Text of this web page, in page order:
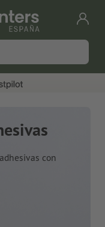
con